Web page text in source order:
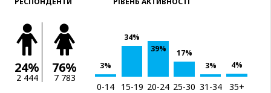
24%
2 444
76%
7 783
3%
34%
39%
17%
3%
4%
0-14 15-19 20-24 25-30 31-34 35+